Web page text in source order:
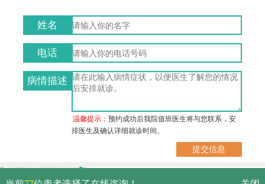
姓名
电话
病情描述
温馨提示：预约成功后我院值班医生将与您联系，安
排医生及确认详细就诊时间。
武汉市硚口区解放大道479号